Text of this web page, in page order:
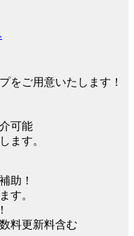
をご用意いたします！
可能
ます。
助！
す。
料更新料含む